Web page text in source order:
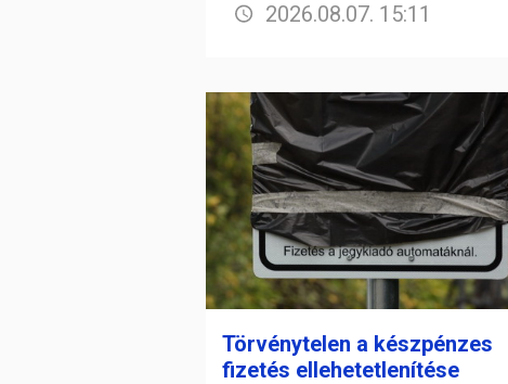
2026.08.07. 15:11
Törvénytelen a készpénzes
fizetés ellehetetlenítése